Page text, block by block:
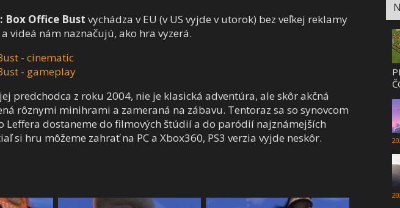
Box Office Bust vychádza v EU (v US vyjde v utorok) bez veľkej reklamy
videá nám naznačujú, ako hra vyzerá.
- cinematic
- gameplay
predchodca z roku 2004, nie je klasická adventúra, ale skôr akčná
rôznymi minihrami a zameraná na zábavu. Tentoraz sa so synovcom
Leffera dostaneme do filmových štúdií a do paródií najznámejších
si hru môžeme zahrať na PC a Xbox360, PS3 verzia vyjde neskôr.